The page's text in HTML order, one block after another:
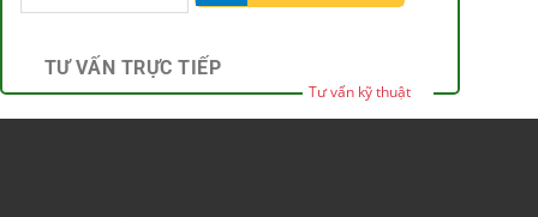
TƯ VẤN TRỰC TIẾP
Tư vấn kỹ thuật